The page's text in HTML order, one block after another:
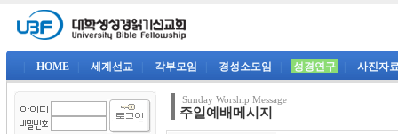
HOME 세계선교 각부모임 경성소모임 성경연구 사진자
Sunday Worship Message
주일예배메시지